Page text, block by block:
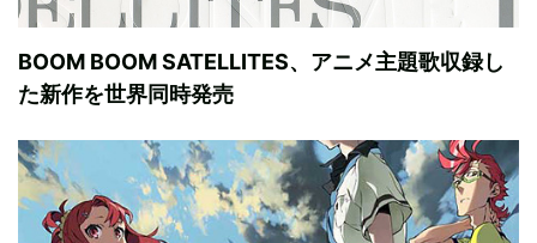
BOOM BOOM SATELLITES、アニメ主題歌収録し
た新作を世界同時発売